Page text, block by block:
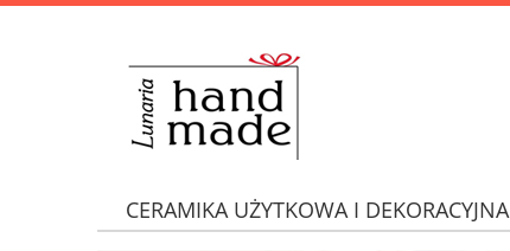
CERAMIKA UŻYTKOWA I DEKORACYJNA